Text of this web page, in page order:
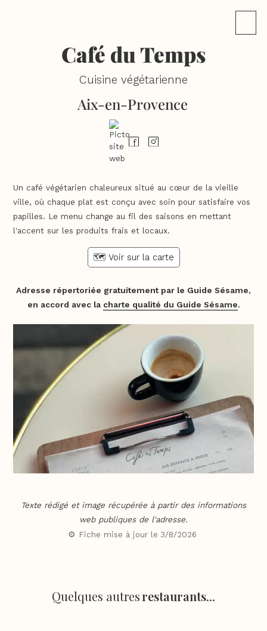
Café du Temps
Cuisine végétarienne
Aix-en-Provence
Un café végétarien chaleureux situé au cœur de la vieille
ville, où chaque plat est conçu avec soin pour satisfaire vos
papilles. Le menu change au fil des saisons en mettant
l'accent sur les produits frais et locaux.
🗺️ Voir sur la carte
Adresse répertoriée gratuitement par le Guide Sésame,
en accord avec la charte qualité du Guide Sésame.
Texte rédigé et image récupérée à partir des informations
web publiques de l'adresse.
⚙️ Fiche mise à jour le 3/8/2026
Quelques autresrestaurants...